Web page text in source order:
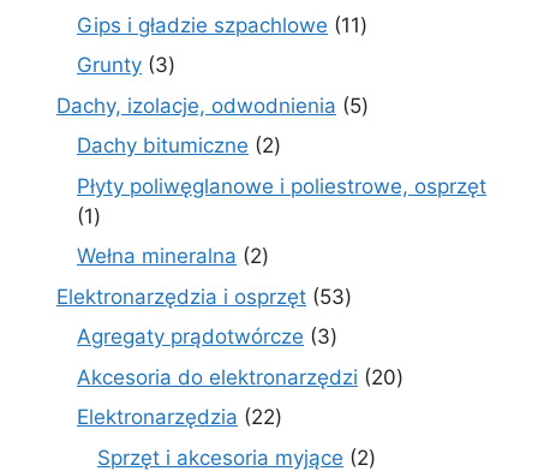
produktów
Gips i gładzie szpachlowe 1111
Grunty 33
produkty
Dachy, izolacje, odwodnienia 55
Dachy bitumiczne 22
produkty
Płyty poliwęglanowe i poliestrowe, osprzęt
11
produkt
Wełna mineralna 22
produkty
Elektronarzędzia i osprzęt 5353
Agregaty prądotwórcze 33
produkty
Akcesoria do elektronarzędzi 2020
Elektronarzędzia 2222
produkty
Sprzęt i akcesoria myjące 22